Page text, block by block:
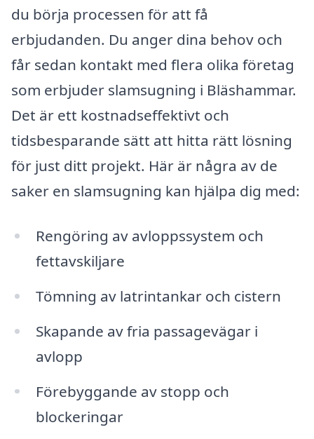
du börja processen för att få
erbjudanden. Du anger dina behov och
får sedan kontakt med flera olika företag
som erbjuder slamsugning i Bläshammar.
Det är ett kostnadseffektivt och
tidsbesparande sätt att hitta rätt lösning
för just ditt projekt. Här är några av de
saker en slamsugning kan hjälpa dig med:
Rengöring av avloppssystem och
fettavskiljare
Tömning av latrintankar och cistern
Skapande av fria passagevägar i
avlopp
Förebyggande av stopp och
blockeringar